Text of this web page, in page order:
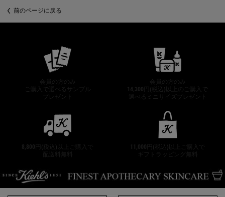
前のページに戻る
会員の方のみ
ご購入で選べるサンプル
会員の方のみ
14,300円(税込)以上のご購入で
選べるミニサイズプレゼント
8,800円(税込)以上ご購入で
11,000円(税込)以上ご購入で